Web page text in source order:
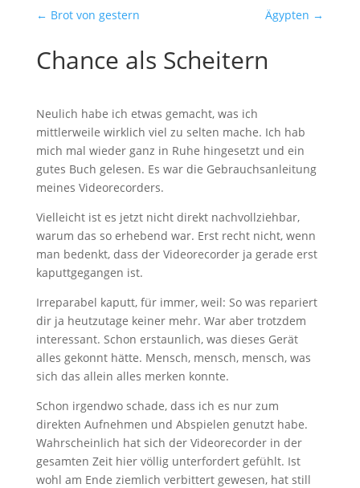
← Brot von gestern Ägypten →
Chance als Scheitern
Neulich habe ich etwas gemacht, was ich
mittlerweile wirklich viel zu selten mache. Ich hab
mich mal wieder ganz in Ruhe hingesetzt und ein
gutes Buch gelesen. Es war die Gebrauchsanleitung
meines Videorecorders.
Vielleicht ist es jetzt nicht direkt nachvollziehbar,
warum das so erhebend war. Erst recht nicht, wenn
man bedenkt, dass der Videorecorder ja gerade erst
kaputtgegangen ist.
Irreparabel kaputt, für immer, weil: So was repariert
dir ja heutzutage keiner mehr. War aber trotzdem
interessant. Schon erstaunlich, was dieses Gerät
alles gekonnt hätte. Mensch, mensch, mensch, was
sich das allein alles merken konnte.
Schon irgendwo schade, dass ich es nur zum
direkten Aufnehmen und Abspielen genutzt habe.
Wahrscheinlich hat sich der Videorecorder in der
gesamten Zeit hier völlig unterfordert gefühlt. Ist
wohl am Ende ziemlich verbittert gewesen, hat still